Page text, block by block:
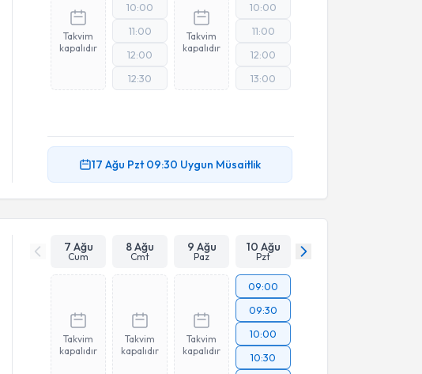
Takvim
kapalıdır
10:00
11:00
12:00
12:30
Takvim
kapalıdır
10:00
11:00
12:00
13:00
17 Ağu Pzt 09:30 Uygun Müsaitlik
7 Ağu
Cum
8 Ağu
Cmt
9 Ağu
Paz
10 Ağu
Pzt
Takvim
kapalıdır
Takvim
kapalıdır
Takvim
kapalıdır
09:00
09:30
10:00
10:30